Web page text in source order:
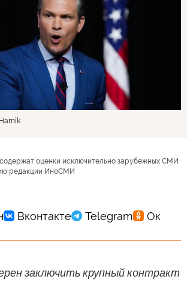
оценки исключительно зарубежных СМИ
редакции ИноСМИ
заключить крупный контракт